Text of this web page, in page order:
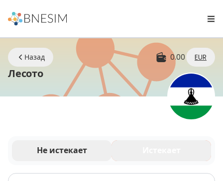
Назад 0.00 EUR
ЛесотоeSIM | Оставайтесь на связи где
Не истекает
Ваши данные действительны в течение